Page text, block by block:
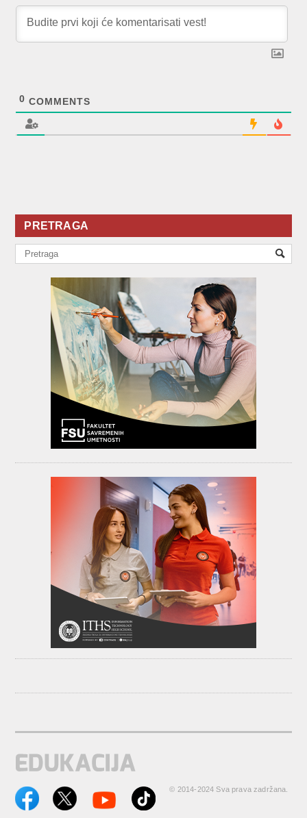
0 COMMENTS
PRETRAGA
© 2014-2024 Sva prava zadržana.